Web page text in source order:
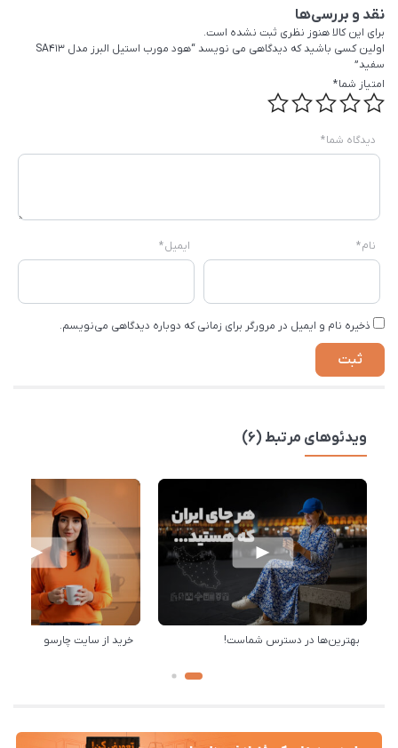
نقد و بررسی‌ها
برای این کالا هنوز نظری ثبت نشده است.
اولین کسی باشید که دیدگاهی می نویسد “هود مورب استیل البرز مدل SA413
سفید”
امتیاز شما*
دیدگاه شما*
نام* ایمیل*
ذخیره نام و ایمیل در مرورگر برای زمانی که دوباره دیدگاهی می‌نویسم.
ویدئوهای مرتبط (6)
بهترین‌ها در دسترس شماست! خرید از سایت چارسو